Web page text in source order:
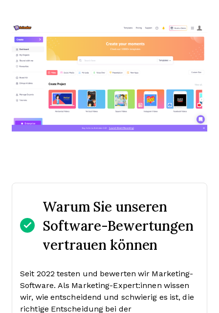
Warum Sie unseren
Software-Bewertungen
vertrauen können
Seit 2022 testen und bewerten wir Marketing-
Software. Als Marketing-Expert:innen wissen
wir, wie entscheidend und schwierig es ist, die
richtige Entscheidung bei der